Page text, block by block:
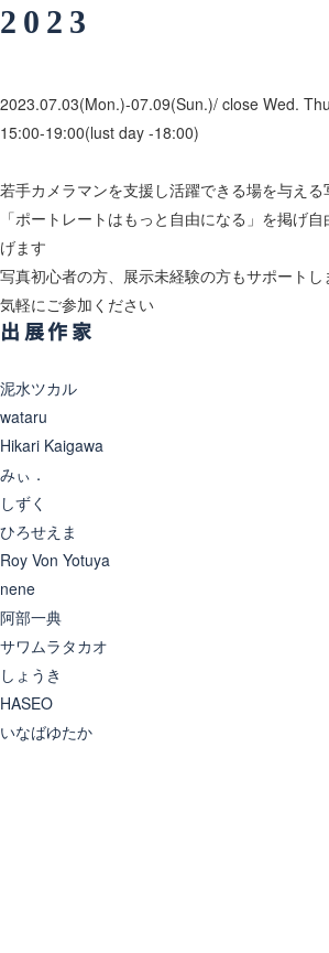
2023
2023.07.03(Mon.)-07.09(Sun.)/ close Wed.
15:00-19:00(lust day -18:00)
若手カメラマンを支援し活躍できる場を与える
「ポートレートはもっと自由になる」を掲げ
げます
写真初心者の方、展示未経験の方もサポートし
気軽にご参加ください
出展作家
泥水ツカル
wataru
Hikari Kaigawa
みぃ．
しずく
ひろせえま
Roy Von Yotuya
nene
阿部一典
サワムラタカオ
しょうき
HASEO
いなばゆたか